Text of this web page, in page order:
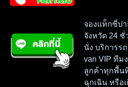
จองแท็กซี่ป
จังหวัด 24 ชั่
นั่ง บริการร
van VIP ทีม
ลูกค้าทุกพื้น
ฉุกเฉิน หรือ